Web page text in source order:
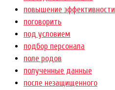
повышение эффективности
поговорить
под условием
подбор персонала
поле родов
полученные данные
после незащищенного